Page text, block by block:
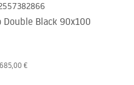
Double Black 90x100
685,00 €